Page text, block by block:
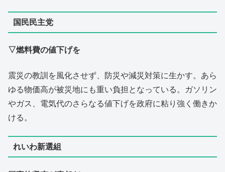
国民民主党
▽燃料費の値下げを
震災の教訓を風化させず、防災や減災対策に生かす。あら
ゆる物価高が被災地にも重い負担となっている。ガソリン
やガス、電気代のさらなる値下げを政府に粘り強く働きか
ける。
れいわ新選組